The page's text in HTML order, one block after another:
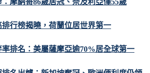
排行榜揭曉，荷蘭位居世界第一
排名：美屬薩摩亞逾70%居全球第一